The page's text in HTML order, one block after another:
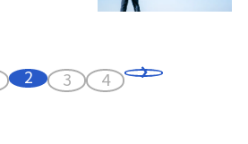
2 3 4